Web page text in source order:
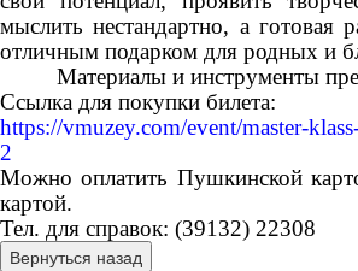
мыслить нестандартно, а готовая
отличным подарком для родных и
Материалы и инструменты
Ссылка для покупки билета:
https://vmuzey.com/event/master-
2
Можно оплатить Пушкинской
картой.
Тел. для справок: (39132) 22308